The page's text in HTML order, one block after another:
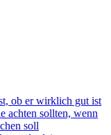
ob er wirklich gut ist
achten sollten, wenn
soll